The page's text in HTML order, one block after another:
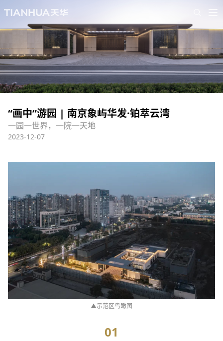
“画中”游园 | 南京象屿华发·铂萃云湾
一园一世界，一院一天地
2023-12-07
▲示范区鸟瞰图
01